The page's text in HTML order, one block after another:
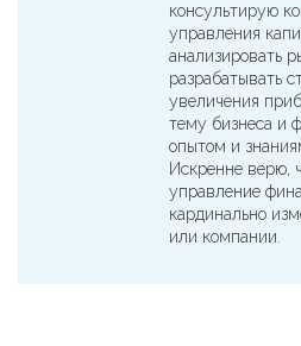
консультирую
управления
анализировать
разрабатывать
увеличения
тему бизнеса и
опытом и
Искренне верю,
управление
кардинально
или компании.